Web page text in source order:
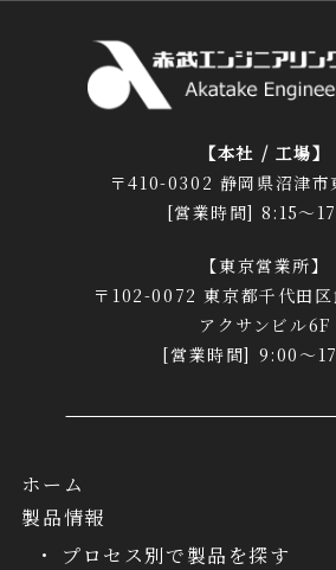
【本社 / 工場】
〒410-0302 静岡県沼津市
[営業時間] 8:15～
【東京営業所】
〒102-0072 東京都千代田
アクサンビル6F
[営業時間] 9:00～
ホーム
製品情報
プロセス別で製品を探す